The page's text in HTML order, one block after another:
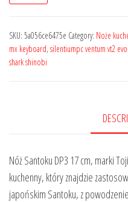
SKU: 5a056ce6475e Category: Noże
mx keyboard, silentiumpc ventum vt2
shark shinobi
Nóż Santoku DP3 17 cm, marki
kuchenny, który znajdzie
japońskim Santoku, z